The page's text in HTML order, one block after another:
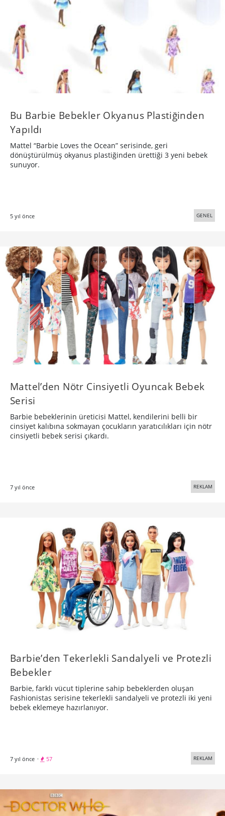
Bu Barbie Bebekler Okyanus Plastiğinden
Yapıldı
Mattel “Barbie Loves the Ocean” serisinde, geri
dönüştürülmüş okyanus plastiğinden ürettiği 3 yeni bebek
sunuyor.
5 yıl önce GENEL
Mattel’den Nötr Cinsiyetli Oyuncak Bebek
Serisi
Barbie bebeklerinin üreticisi Mattel, kendilerini belli bir
cinsiyet kalıbına sokmayan çocukların yaratıcılıkları için nötr
cinsiyetli bebek serisi çıkardı.
7 yıl önce REKLAM
Barbie’den Tekerlekli Sandalyeli ve Protezli
Bebekler
Barbie, farklı vücut tiplerine sahip bebeklerden oluşan
Fashionistas serisine tekerlekli sandalyeli ve protezli iki yeni
bebek eklemeye hazırlanıyor.
7 yıl önce · 57 REKLAM